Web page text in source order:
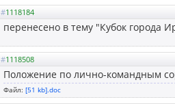
#1118184
перенесено в тему "Кубок города
#1118508
Положение по лично-командным
Файл: [51 kb].doc